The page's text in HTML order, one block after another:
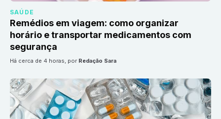
SAÚDE
Remédios em viagem: como organizar
horário e transportar medicamentos com
segurança
há cerca de 4 horas, por Redação Sara